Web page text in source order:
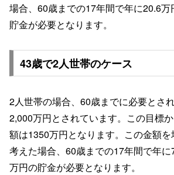
場合、60歳までの17年間で年に20.6
貯金が必要となります。
43歳で2人世帯のケース
2人世帯の場合、60歳までに必要とさ
2,000万円とされています。この目標
額は1350万円となります。この金額を
考えた場合、60歳までの17年間で年
万円の貯金が必要となります。